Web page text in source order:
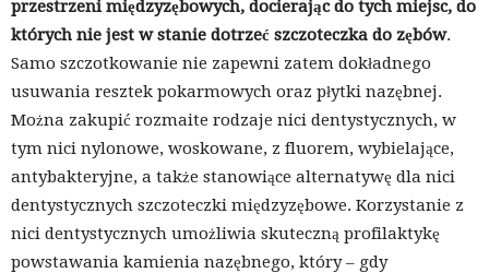
przestrzeni międzyzębowych, docierając do tych miejsc, do
których nie jest w stanie dotrzeć szczoteczka do zębów.
Samo szczotkowanie nie zapewni zatem dokładnego
usuwania resztek pokarmowych oraz płytki nazębnej.
Można zakupić rozmaite rodzaje nici dentystycznych, w
tym nici nylonowe, woskowane, z fluorem, wybielające,
antybakteryjne, a także stanowiące alternatywę dla nici
dentystycznych szczoteczki międzyzębowe. Korzystanie z
nici dentystycznych umożliwia skuteczną profilaktykę
powstawania kamienia nazębnego, który – gdy